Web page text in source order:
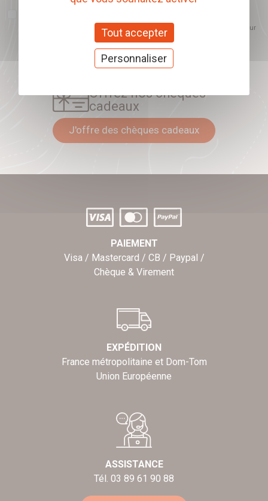
proposés. Ce choix est modifiable à tout moment et reste sans incidence sur
Offrez nos chèques
cadeaux
J'offre des chèques cadeaux
PAIEMENT
Visa / Mastercard / CB / Paypal /
Chèque & Virement
EXPÉDITION
France métropolitaine et Dom-Tom
Union Européenne
ASSISTANCE
Tél. 03 89 61 90 88
Tout accepter
Personnaliser